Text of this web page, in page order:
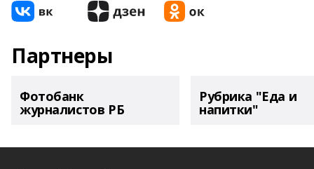
Партнеры
Фотобанк
журналистов РБ
Рубрика "Еда и
напитки"